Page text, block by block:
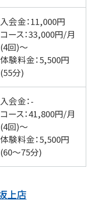
入会金：11,000円
コース：33,000円/月
(4回)～
体験料金：5,500円
(55分)
入会金：-
コース：41,800円/月
(4回)～
体験料金：5,500円
(60～75分)
上店